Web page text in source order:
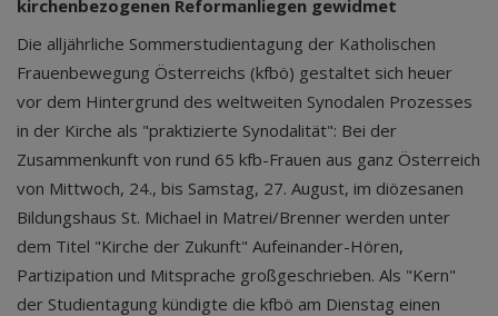
kirchenbezogenen Reformanliegen gewidmet
Die alljährliche Sommerstudientagung der Katholischen
Frauenbewegung Österreichs (kfbö) gestaltet sich heuer
vor dem Hintergrund des weltweiten Synodalen Prozesses
in der Kirche als "praktizierte Synodalität": Bei der
Zusammenkunft von rund 65 kfb-Frauen aus ganz Österreich
von Mittwoch, 24., bis Samstag, 27. August, im diözesanen
Bildungshaus St. Michael in Matrei/Brenner werden unter
dem Titel "Kirche der Zukunft" Aufeinander-Hören,
Partizipation und Mitsprache großgeschrieben. Als "Kern"
der Studientagung kündigte die kfbö am Dienstag einen